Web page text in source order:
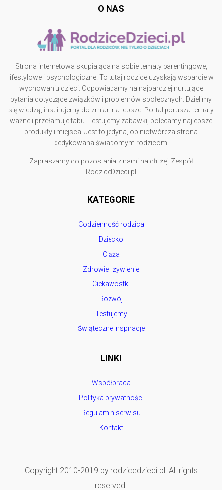
O NAS
Strona internetowa skupiająca na sobie tematy parentingowe,
lifestylowe i psychologiczne. To tutaj rodzice uzyskają wsparcie w
wychowaniu dzieci. Odpowiadamy na najbardziej nurtujące
pytania dotyczące związków i problemów społecznych. Dzielimy
się wiedzą, inspirujemy do zmian na lepsze. Portal porusza tematy
ważne i przełamuje tabu. Testujemy zabawki, polecamy najlepsze
produkty i miejsca. Jest to jedyna, opiniotwórcza strona
dedykowana świadomym rodzicom.
Zapraszamy do pozostania z nami na dłużej. Zespół
RodziceDzieci.pl
KATEGORIE
Codzienność rodzica
Dziecko
Ciąża
Zdrowie i żywienie
Ciekawostki
Rozwój
Testujemy
Świąteczne inspiracje
LINKI
Współpraca
Polityka prywatności
Regulamin serwisu
Kontakt
Copyright 2010-2019 by rodzicedzieci.pl. All rights
reserved.